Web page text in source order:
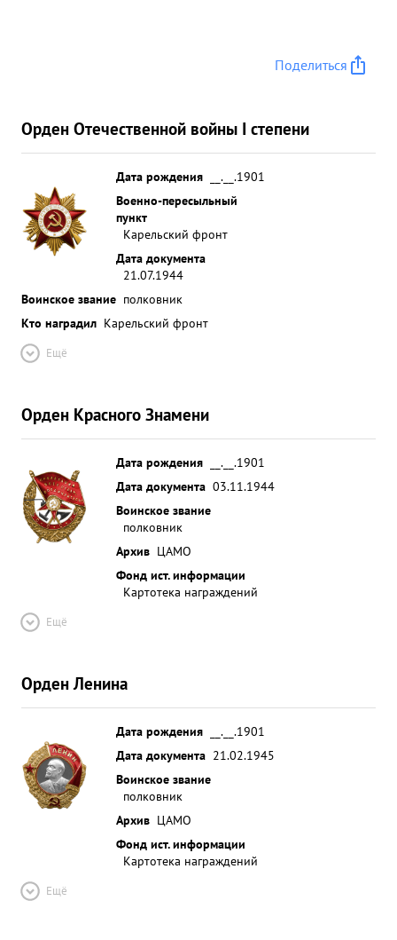
Поделиться
Орден Отечественной войны I степени
Дата рождения
__.__.1901
Военно-пересыльный
пункт
Карельский фронт
Дата документа
21.07.1944
Воинское звание полковник
Кто наградил Карельский фронт
Ещё
Орден Красного Знамени
Дата рождения
__.__.1901
Дата документа 03.11.1944
Воинское звание
полковник
Архив ЦАМО
Фонд ист. информации
Картотека награждений
Ещё
Орден Ленина
Дата рождения
__.__.1901
Дата документа 21.02.1945
Воинское звание
полковник
Архив ЦАМО
Фонд ист. информации
Картотека награждений
Ещё